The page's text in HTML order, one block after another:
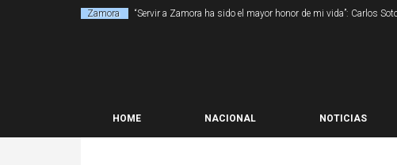
Zamora “Servir a Zamora ha sido el mayor honor de mi vida”: Carlos
HOME NACIONAL NOTICIAS